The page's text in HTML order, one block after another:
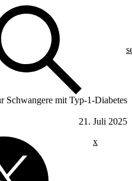
Schwangere mit Typ-1-Diabetes
21. Juli 2025
x